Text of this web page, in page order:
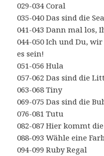
029-034 Coral
035-040 Das sind die
041-043 Dann mal los,
044-050 Ich und Du,
es sein!
051-056 Hula
057-062 Das sind die
063-068 Tiny
069-075 Das sind die
076-081 Tutu
082-087 Hier kommt
088-093 Wähle eine
094-099 Ruby Regal